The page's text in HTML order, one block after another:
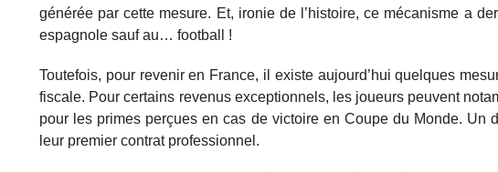
générée par cette mesure. Et, ironie de l’histoire, ce mécanisme a
espagnole sauf au… football !
Toutefois, pour revenir en France, il existe aujourd’hui quelques
fiscale. Pour certains revenus exceptionnels, les joueurs peuvent
pour les primes perçues en cas de victoire en Coupe du Monde. Un
leur premier contrat professionnel.